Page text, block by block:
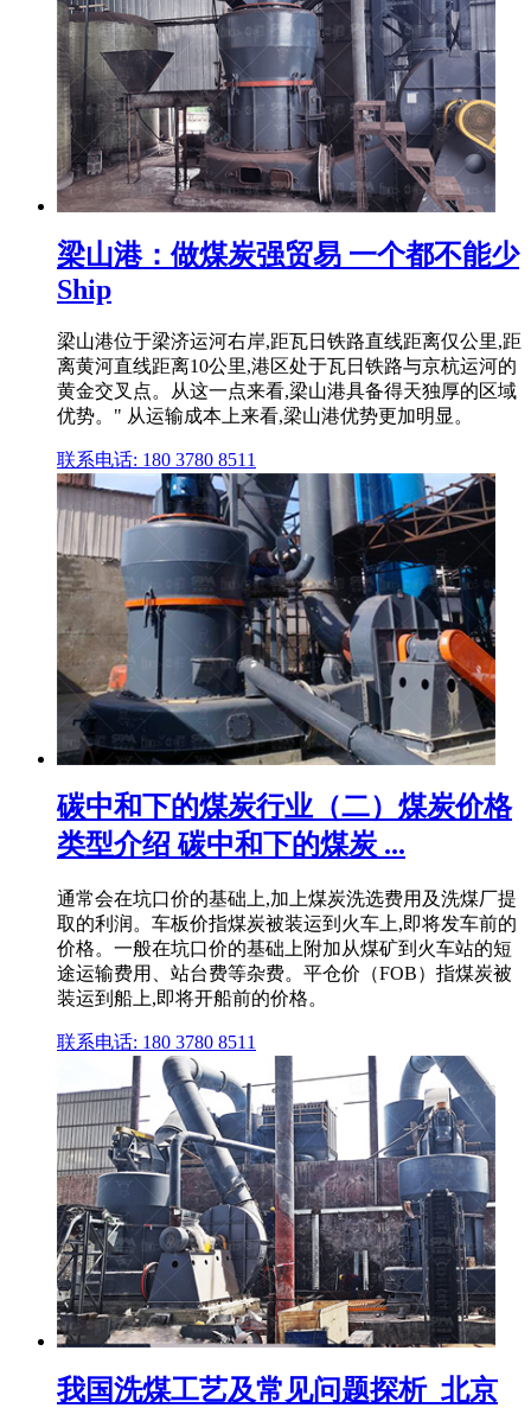
梁山港：做煤炭强贸易 一个都不能少
Ship
梁山港位于梁济运河右岸,距瓦日铁路直线距离仅公里,距
离黄河直线距离10公里,港区处于瓦日铁路与京杭运河的
黄金交叉点。从这一点来看,梁山港具备得天独厚的区域
优势。" 从运输成本上来看,梁山港优势更加明显。
联系电话: 180 3780 8511
碳中和下的煤炭行业（二）煤炭价格
类型介绍 碳中和下的煤炭 ...
通常会在坑口价的基础上,加上煤炭洗选费用及洗煤厂提
取的利润。车板价指煤炭被装运到火车上,即将发车前的
价格。一般在坑口价的基础上附加从煤矿到火车站的短
途运输费用、站台费等杂费。平仓价（FOB）指煤炭被
装运到船上,即将开船前的价格。
联系电话: 180 3780 8511
我国洗煤工艺及常见问题探析_北京